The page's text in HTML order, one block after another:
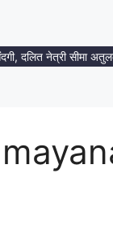
दलित नेत्री सीमा